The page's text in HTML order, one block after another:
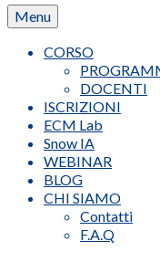
Menu
CORSO
DOCENTI
ISCRIZIONI
ECM Lab
Snow IA
WEBINAR
BLOG
CHI SIAMO
Contatti
F.A.Q